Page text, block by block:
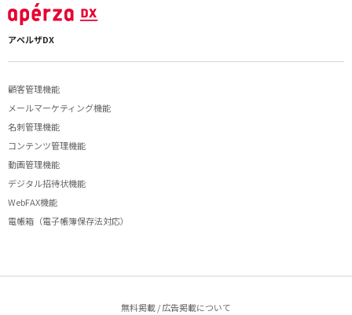
アペルザDX
顧客管理機能
メールマーケティング機能
名刺管理機能
コンテンツ管理機能
動画管理機能
デジタル招待状機能
WebFAX機能
電帳箱（電子帳簿保存法対応）
無料掲載 / 広告掲載について